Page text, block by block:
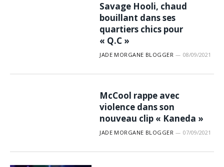
Savage Hooli, chaud
bouillant dans ses
quartiers chics pour
« Q.C »
JADE MORGANE BLOGGER 08/09/2021
McCool rappe avec
violence dans son
nouveau clip « Kaneda »
JADE MORGANE BLOGGER 07/09/2021